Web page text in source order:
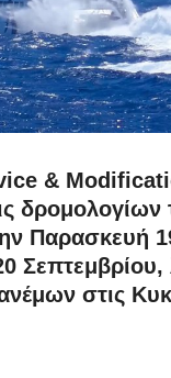
&
δρομολογίων
Παρασκευή
στις